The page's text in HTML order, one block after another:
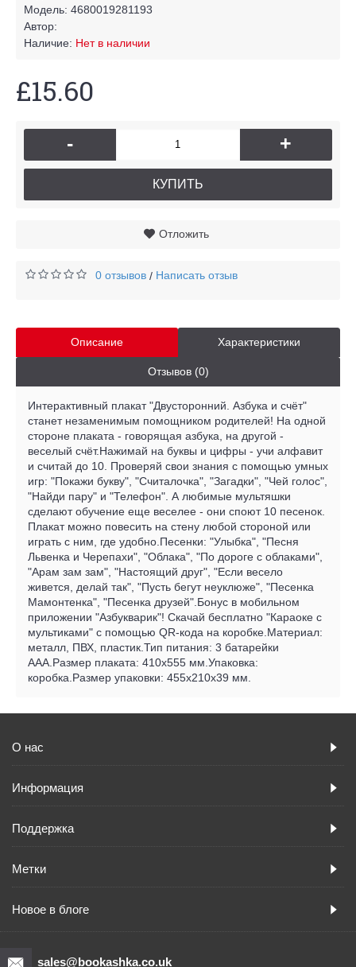
Модель: 4680019281193
Автор:
Наличие: Нет в наличии
£15.60
- +
КУПИТЬ
Отложить
0 отзывов / Написать отзыв
Описание Характеристики
Отзывов (0)
Интерактивный плакат "Двусторонний. Азбука и счёт"
станет незаменимым помощником родителей! На одной
стороне плаката - говорящая азбука, на другой -
веселый счёт.Нажимай на буквы и цифры - учи алфавит
и считай до 10. Проверяй свои знания с помощью умных
игр: "Покажи букву", "Считалочка", "Загадки", "Чей голос",
"Найди пару" и "Телефон". А любимые мультяшки
сделают обучение еще веселее - они споют 10 песенок.
Плакат можно повесить на стену любой стороной или
играть с ним, где удобно.Песенки: "Улыбка", "Песня
Львенка и Черепахи", "Облака", "По дороге с облаками",
"Арам зам зам", "Настоящий друг", "Если весело
живется, делай так", "Пусть бегут неуклюже", "Песенка
Мамонтенка", "Песенка друзей".Бонус в мобильном
приложении "Азбукварик"! Скачай бесплатно "Караоке с
мультиками" с помощью QR-кода на коробке.Материал:
металл, ПВХ, пластик.Тип питания: 3 батарейки
ААА.Размер плаката: 410х555 мм.Упаковка:
коробка.Размер упаковки: 455х210х39 мм.
О нас
Информация
Поддержка
Метки
Новое в блоге
sales@bookashka.co.uk